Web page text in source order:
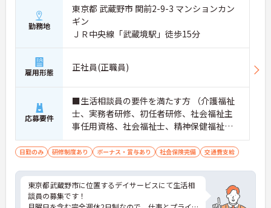
勤務地
東京都 武蔵野市 関前2-9-3 マンションカン
ギン
ＪＲ中央線「武蔵境駅」徒歩15分
雇用形態 正社員(正職員)
応募要件
■生活相談員の要件を満たす方 （介護福祉
士、実務者研修、初任者研修、社会福祉主
事任用資格、社会福祉士、精神保健福祉
士、介護支援専門員 等） ■普通自動車免
許（AT限定可） ■経験者優遇
日勤のみ 研修制度あり ボーナス・賞与あり 社会保険完備 交通費支給
東京都武蔵野市に位置するデイサービスにて生活相
談員の募集です！